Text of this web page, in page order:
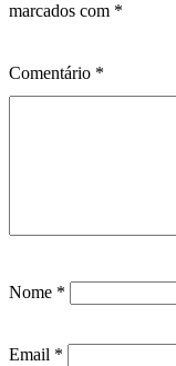
marcados com *
Comentário *
Nome *
Email *